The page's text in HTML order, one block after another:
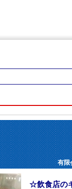
有限
☆飲食店の